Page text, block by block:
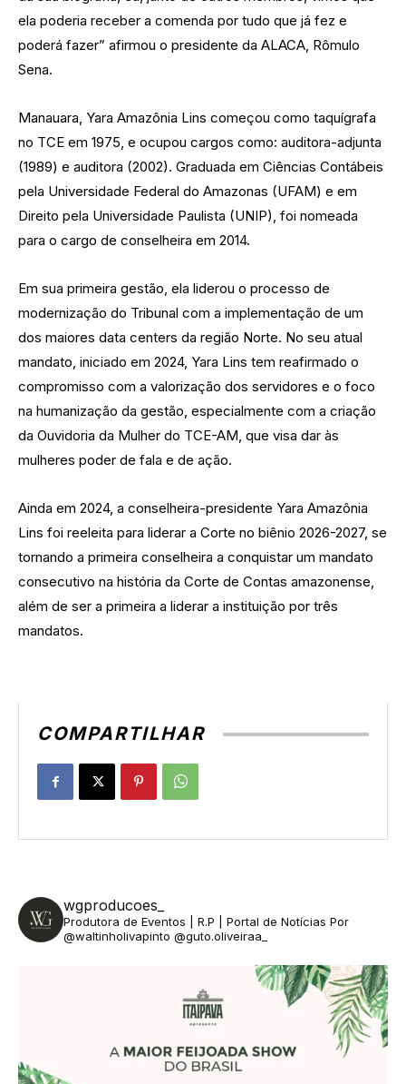
ela poderia receber a comenda por tudo que já fez e
poderá fazer” afirmou o presidente da ALACA, Rômulo
Sena.
Manauara, Yara Amazônia Lins começou como taquígrafa
no TCE em 1975, e ocupou cargos como: auditora-adjunta
(1989) e auditora (2002). Graduada em Ciências Contábeis
pela Universidade Federal do Amazonas (UFAM) e em
Direito pela Universidade Paulista (UNIP), foi nomeada
para o cargo de conselheira em 2014.
Em sua primeira gestão, ela liderou o processo de
modernização do Tribunal com a implementação de um
dos maiores data centers da região Norte. No seu atual
mandato, iniciado em 2024, Yara Lins tem reafirmado o
compromisso com a valorização dos servidores e o foco
na humanização da gestão, especialmente com a criação
da Ouvidoria da Mulher do TCE-AM, que visa dar às
mulheres poder de fala e de ação.
Ainda em 2024, a conselheira-presidente Yara Amazônia
Lins foi reeleita para liderar a Corte no biênio 2026-2027, se
tornando a primeira conselheira a conquistar um mandato
consecutivo na história da Corte de Contas amazonense,
além de ser a primeira a liderar a instituição por três
mandatos.
COMPARTILHAR
wgproducoes_
Produtora de Eventos | R.P | Portal de Notícias Por
@waltinholivapinto @guto.oliveiraa_